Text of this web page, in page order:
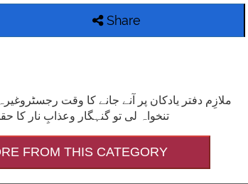
Share
ملازِم دفتر یادکان پر آنے جانے کا وقت
تنخواہ لی تو گنہگار وعذابِ نار کا حقدار ہے۔(رسالہ:
FROM THIS CATEGORY